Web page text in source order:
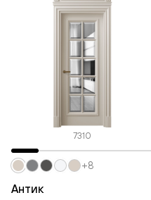
7310
Антик
+8